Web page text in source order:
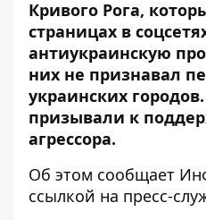
Кривого Рога,
страницах в
антиукраинскую
них не признавал
украинских
призывали к
агрессора.
Об этом сообщает
ссылкой на пресс-